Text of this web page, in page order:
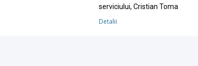
serviciului, Cristian Toma
Detalii